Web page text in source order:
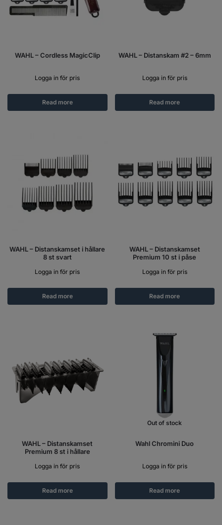
WAHL – Cordless MagicClip
Logga in för pris
Read more
WAHL – Distanskam #2 – 6mm
Logga in för pris
Read more
WAHL – Distanskamset i hållare
8 st svart
Logga in för pris
Read more
WAHL – Distanskamset
Premium 10 st i påse
Logga in för pris
Read more
WAHL – Distanskamset
Premium 8 st i hållare
Logga in för pris
Read more
Out of stock
Wahl Chromini Duo
Logga in för pris
Read more